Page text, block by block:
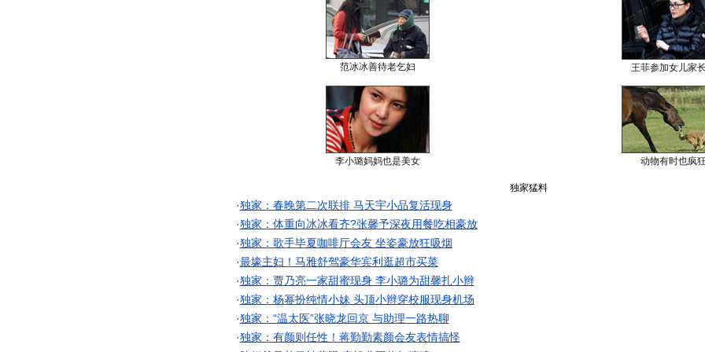
范冰冰善待老乞妇 王菲参加女儿家
李小璐妈妈也是美女 动物有时也疯
独家猛料
·独家：春晚第二次联排 马天宇小品复活现身
·独家：体重向冰冰看齐?张馨予深夜用餐吃相豪放
·独家：歌手毕夏咖啡厅会友 坐姿豪放狂吸烟
·最壕主妇！马雅舒驾豪华宾利逛超市买菜
·独家：贾乃亮一家甜蜜现身 李小璐为甜馨扎小辫
·独家：杨幂扮纯情小妹 头顶小辫穿校服现身机场
·独家：“温太医”张晓龙回京 与助理一路热聊
·独家：有颜则任性！蒋勤勤素颜会友表情搞怪